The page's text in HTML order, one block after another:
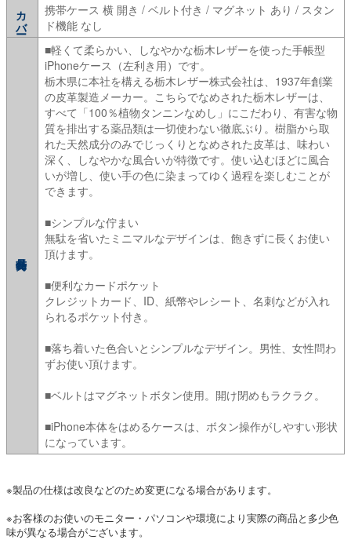
カバー
携帯ケース 横 開き / ベルト付き / マグネット あり / スタン
ド機能 なし
■軽くて柔らかい、しなやかな栃木レザーを使った手帳型
iPhoneケース（左利き用）です。
栃木県に本社を構える栃木レザー株式会社は、1937年創業
の皮革製造メーカー。こちらでなめされた栃木レザーは、
すべて「100％植物タンニンなめし」にこだわり、有害な物
質を排出する薬品類は一切使わない徹底ぶり。樹脂から取
れた天然成分のみでじっくりとなめされた皮革は、味わい
深く、しなやかな風合いが特徴です。使い込むほどに風合
いが増し、使い手の色に染まってゆく過程を楽しむことが
できます。
■シンプルな佇まい
無駄を省いたミニマルなデザインは、飽きずに長くお使い
頂けます。
■便利なカードポケット
クレジットカード、ID、紙幣やレシート、名刺などが入れ
られるポケット付き。
■落ち着いた色合いとシンプルなデザイン。男性、女性問わ
ずお使い頂けます。
■ベルトはマグネットボタン使用。開け閉めもラクラク。
■iPhone本体をはめるケースは、ボタン操作がしやすい形状
になっています。
※製品の仕様は改良などのため変更になる場合があります。
※お客様のお使いのモニター・パソコンや環境により実際の商品と多少色
味が異なる場合がございます。